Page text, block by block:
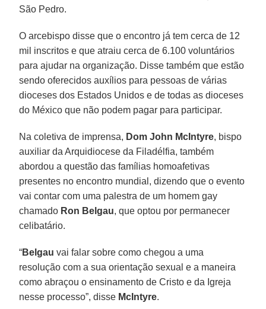
São Pedro.
O arcebispo disse que o encontro já tem cerca de 12
mil inscritos e que atraiu cerca de 6.100 voluntários
para ajudar na organização. Disse também que estão
sendo oferecidos auxílios para pessoas de várias
dioceses dos Estados Unidos e de todas as dioceses
do México que não podem pagar para participar.
Na coletiva de imprensa, Dom John McIntyre, bispo
auxiliar da Arquidiocese da Filadélfia, também
abordou a questão das famílias homoafetivas
presentes no encontro mundial, dizendo que o evento
vai contar com uma palestra de um homem gay
chamado Ron Belgau, que optou por permanecer
celibatário.
“Belgau vai falar sobre como chegou a uma
resolução com a sua orientação sexual e a maneira
como abraçou o ensinamento de Cristo e da Igreja
nesse processo”, disse McIntyre.